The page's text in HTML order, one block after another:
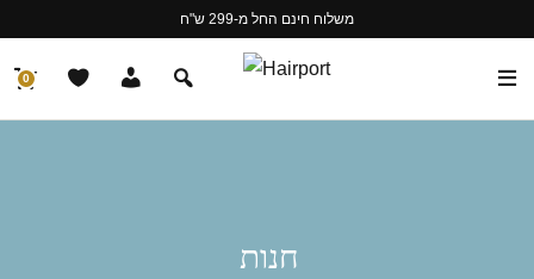
משלוח חינם החל מ-299 ש"ח
0
חנות